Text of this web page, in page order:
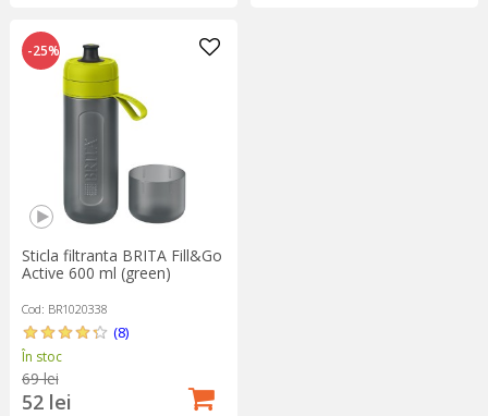
-25%
Sticla filtranta BRITA Fill&Go
Active 600 ml (green)
Cod: BR1020338
(8)
În stoc
69 lei
52 lei